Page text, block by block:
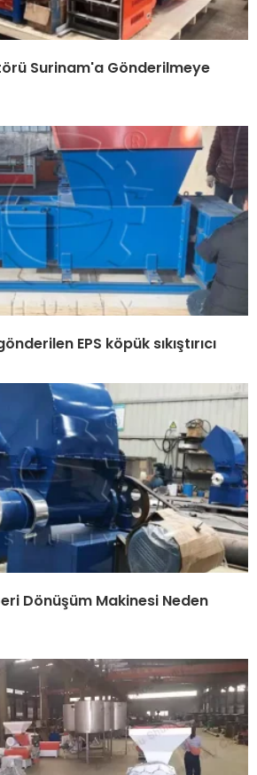
Surinam'a Gönderilmeye
EPS köpük sıkıştırıcı
Dönüşüm Makinesi Neden